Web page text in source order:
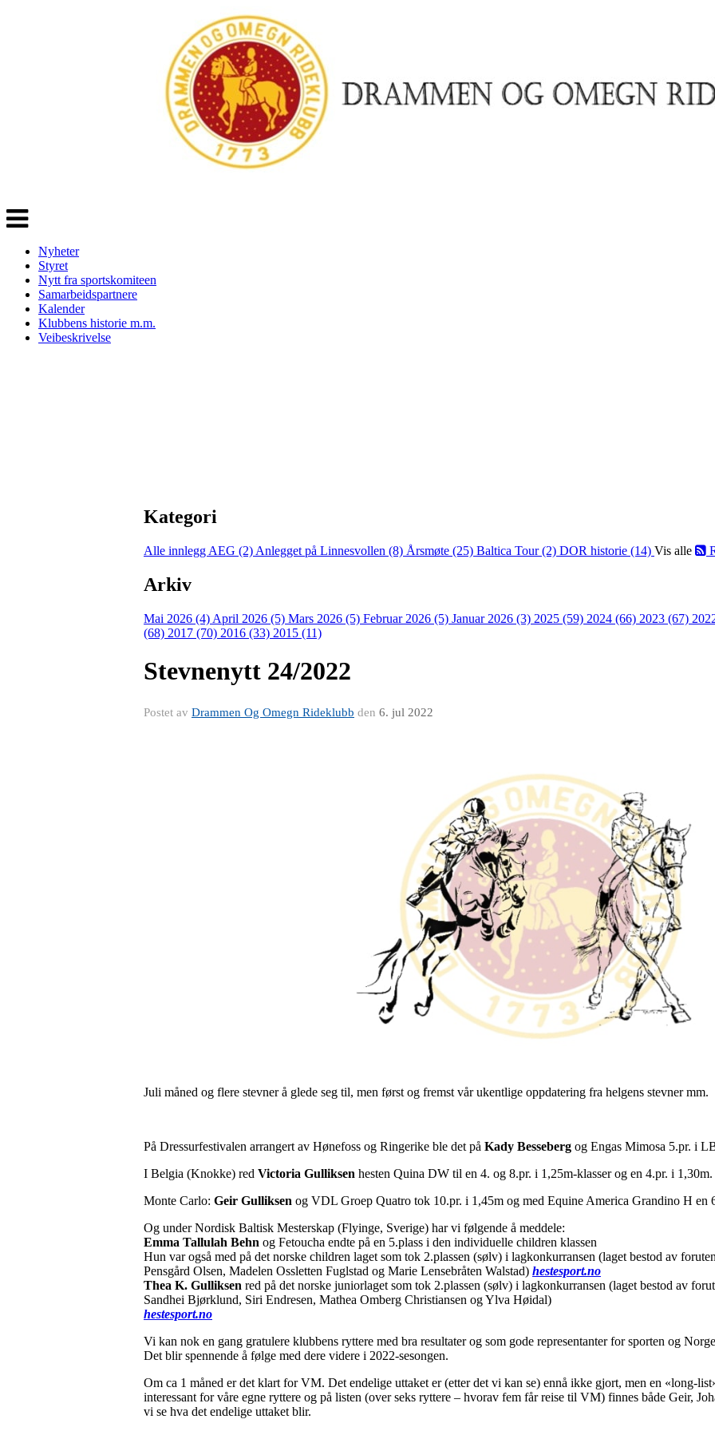
Veksle
navigasjon
Nyheter
Styret
Nytt fra sportskomiteen
Samarbeidspartnere
Kalender
Klubbens historie m.m.
Veibeskrivelse
Kategori
Alle innlegg AEG (2) Anlegget på Linnesvollen (8) Årsmøte (25) Baltica Tour (2) DOR historie (14) Vis alle
Arkiv
Mai 2026 (4) April 2026 (5) Mars 2026 (5) Februar 2026 (5) Januar 2026 (3) 2025 (59) 2024 (66) 2023 (67)
(68) 2017 (70) 2016 (33) 2015 (11)
Stevnenytt 24/2022
Postet av Drammen Og Omegn Rideklubb den 6. jul 2022
Juli måned og flere stevner å glede seg til, men først og fremst vår ukentlige oppdatering fra helgens stevner mm.
På Dressurfestivalen arrangert av Hønefoss og Ringerike ble det på Kady Besseberg og Engas Mimosa 5.pr. i
I Belgia (Knokke) red Victoria Gulliksen hesten Quina DW til en 4. og 8.pr. i 1,25m-klasser og en 4.pr. i 1,30m.
Monte Carlo: Geir Gulliksen og VDL Groep Quatro tok 10.pr. i 1,45m og med Equine America Grandino H en
Og under Nordisk Baltisk Mesterskap (Flyinge, Sverige) har vi følgende å meddele:
Emma Tallulah Behn og Fetoucha endte på en 5.plass i den individuelle children klassen
Hun var også med på det norske children laget som tok 2.plassen (sølv) i lagkonkurransen (laget bestod av
Pensgård Olsen, Madelen Ossletten Fuglstad og Marie Lensebråten Walstad) hestesport.no
Thea K. Gulliksen red på det norske juniorlaget som tok 2.plassen (sølv) i lagkonkurransen (laget bestod av
Sandhei Bjørklund, Siri Endresen, Mathea Omberg Christiansen og Ylva Høidal)
hestesport.no
Vi kan nok en gang gratulere klubbens ryttere med bra resultater og som gode representanter for sporten og
Det blir spennende å følge med dere videre i 2022-sesongen.
Om ca 1 måned er det klart for VM. Det endelige uttaket er (etter det vi kan se) ennå ikke gjort, men en «long-
interessant for våre egne ryttere og på listen (over seks ryttere – hvorav fem får reise til VM) finnes både Geir,
vi se hva det endelige uttaket blir.